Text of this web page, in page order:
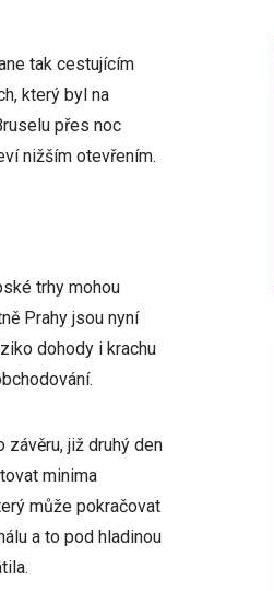
tak cestujícím
který byl na
přes noc
nižším otevřením.
trhy mohou
Prahy jsou nyní
dohody i krachu
již druhý den
minima
může pokračovat
a to pod hladinou